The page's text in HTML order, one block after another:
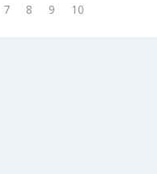
7 8 9 10